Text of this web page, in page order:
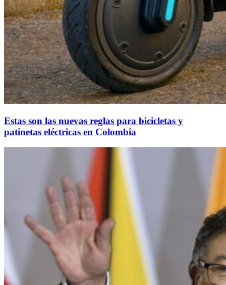
Estas son las nuevas reglas para bicicletas y
patinetas eléctricas en Colombia